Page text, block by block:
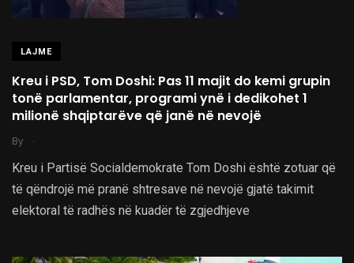
LAJME
Kreu i PSD, Tom Doshi: Pas 11 majit do kemi grupin
tonë parlamentar, programi ynë i dedikohet 1
milionë shqiptarëve që janë në nevojë
By .
Kreu i Partisë Socialdemokrate Tom Doshi është zotuar që
të qëndrojë më pranë shtresave në nevojë gjatë takimit
elektoral të radhës në kuadër të zgjedhjeve